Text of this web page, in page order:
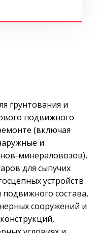
грунтования и
подвижного
(включая
и
минераловозов),
для сыпучих
устройств
состава,
сооружений и